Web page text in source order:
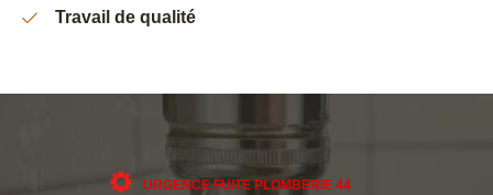
Travail de qualité
URGENCE FUITE PLOMBERIE 44